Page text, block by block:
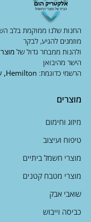
החנות שלנו ממוקמת בלב
מוזמנים להגיע, לבקר
ולהנות ממבחר גדול של
הישר מהיבואן
הרשמי כדוגמת: Hemilton, שריג
מוצרים
מיזוג וחימום
טיפוח ועיצוב
מוצרי חשמל ביתיים
מוצרי מטבח קטנים
שואבי אבק
כביסה וייבוש